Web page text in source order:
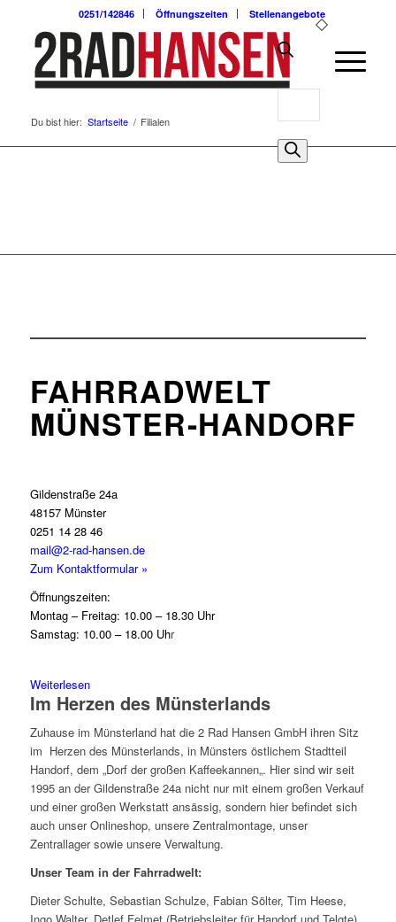
0251/142846 Öffnungszeiten Stellenangebote
0
Du bist hier: Startseite / Filialen
FAHRRADWELT
MÜNSTER-HANDORF
Gildenstraße 24a
48157 Münster
0251 14 28 46
mail@2-rad-hansen.de
Zum Kontaktformular »
Öffnungszeiten:
Montag – Freitag: 10.00 – 18.30 Uhr
Samstag: 10.00 – 18.00 Uhr
Weiterlesen
Im Herzen des Münsterlands
Zuhause im Münsterland hat die 2 Rad Hansen GmbH ihren Sitz
im Herzen des Münsterlands, in Münsters östlichem Stadtteil
Handorf, dem „Dorf der großen Kaffeekannen„. Hier sind wir seit
1995 an der Gildenstraße 24a nicht nur mit einem großen Verkauf
und einer großen Werkstatt ansässig, sondern hier befindet sich
auch unser Onlineshop, unsere Zentralmontage, unser
Zentrallager sowie unsere Verwaltung.
Unser Team in der Fahrradwelt:
Dieter Schulte, Sebastian Schulze, Fabian Sölter, Tim Heese,